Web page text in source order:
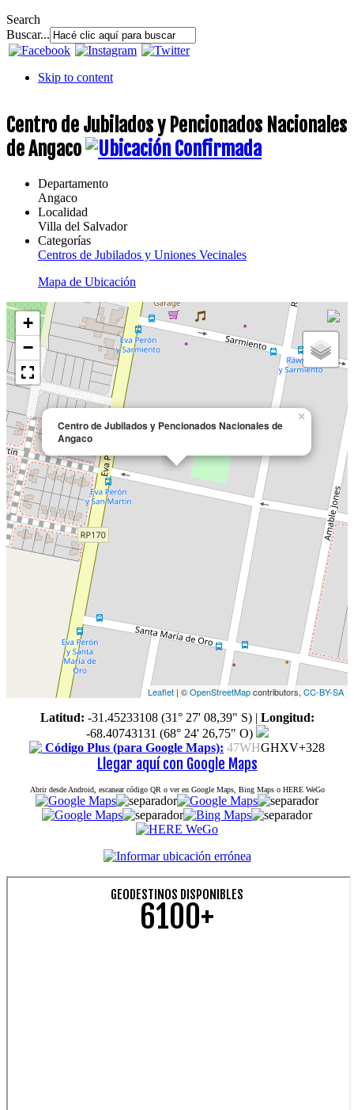
Search
Buscar...
Skip to content
Centro de Jubilados y Pencionados Nacionales
de Angaco
Departamento
Angaco
Localidad
Villa del Salvador
Categorías
Centros de Jubilados y Uniones Vecinales
Mapa de Ubicación
Centro de Jubilados y Pencionados Nacionales de
Angaco
×
+
−
Leaflet | ©OpenStreetMapcontributors, CC-BY-SA
Latitud: -31.45233108 (31° 27' 08,39" S)| Longitud:
-68.40743131 (68° 24' 26,75" O)
Código Plus (para Google Maps): 47WHGHXV+328
Llegar aquí con Google Maps
Abrir desde Android, escanear código QR o ver en Google Maps, Bing Maps o HERE WeGo
GEODESTINOS DISPONIBLES
6100+